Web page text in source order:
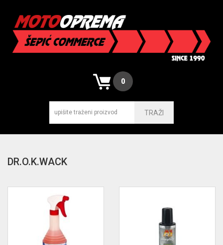
0
TRAŽI
DR.O.K.WACK